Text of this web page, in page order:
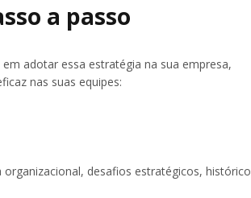
a passo
adotar essa estratégia na sua empresa,
nas suas equipes:
desafios estratégicos, histórico